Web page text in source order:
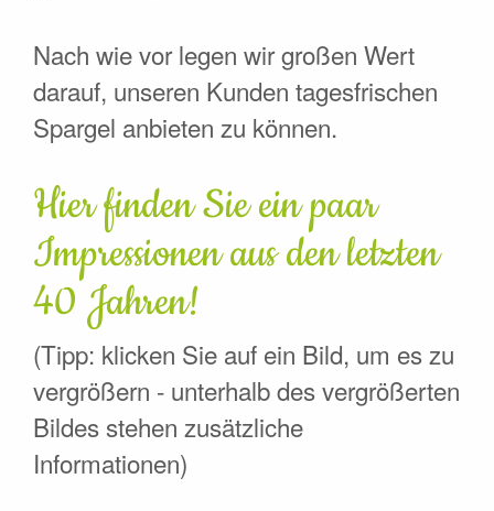
Nach wie vor legen wir großen Wert
darauf, unseren Kunden tagesfrischen
Spargel anbieten zu können.
Hier finden Sie ein paar
Impressionen aus den letzten
40 Jahren!
(Tipp: klicken Sie auf ein Bild, um es zu
vergrößern - unterhalb des vergrößerten
Bildes stehen zusätzliche
Informationen)